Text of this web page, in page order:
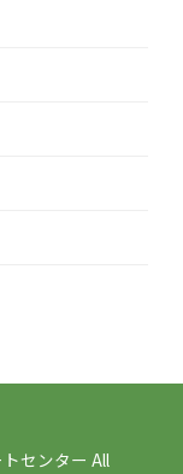
センター All